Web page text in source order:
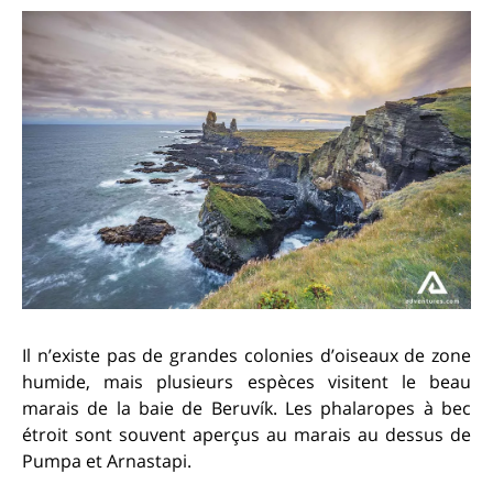
Il n’existe pas de grandes colonies d’oiseaux de zone
humide, mais plusieurs espèces visitent le beau
marais de la baie de Beruvík. Les phalaropes à bec
étroit sont souvent aperçus au marais au dessus de
Pumpa et Arnastapi.